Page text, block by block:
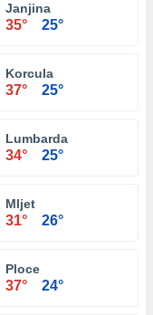
Janjina
35° 25°
Korcula
37° 25°
Lumbarda
34° 25°
Mljet
31° 26°
Ploce
37° 24°